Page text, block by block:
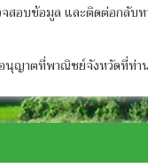
จสอบข้อมูล และติดต่อกลับท
นุญาตที่พาณิชย์จังหวัดที่ท่า